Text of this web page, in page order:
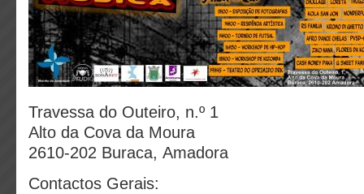
Travessa do Outeiro, n.º 1
Alto da Cova da Moura
2610-202 Buraca, Amadora
Contactos Gerais: